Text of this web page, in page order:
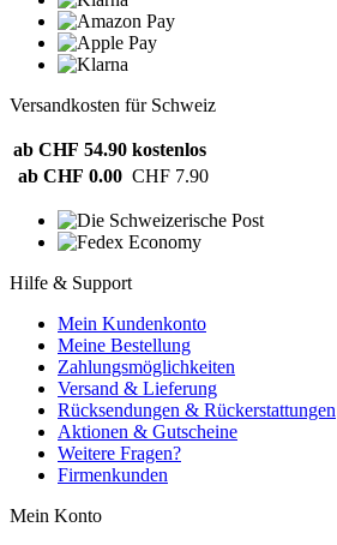
Versandkosten für Schweiz
ab CHF 54.90 kostenlos
ab CHF 0.00 CHF 7.90
Hilfe & Support
Mein Kundenkonto
Meine Bestellung
Zahlungsmöglichkeiten
Versand & Lieferung
Rücksendungen & Rückerstattungen
Aktionen & Gutscheine
Weitere Fragen?
Firmenkunden
Mein Konto